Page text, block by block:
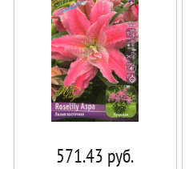
571.43 руб.